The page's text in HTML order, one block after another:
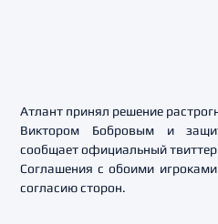
Атлант принял решение
Виктором Бобровым и
сообщает официальный
Соглашения с обоими
согласию сторон.